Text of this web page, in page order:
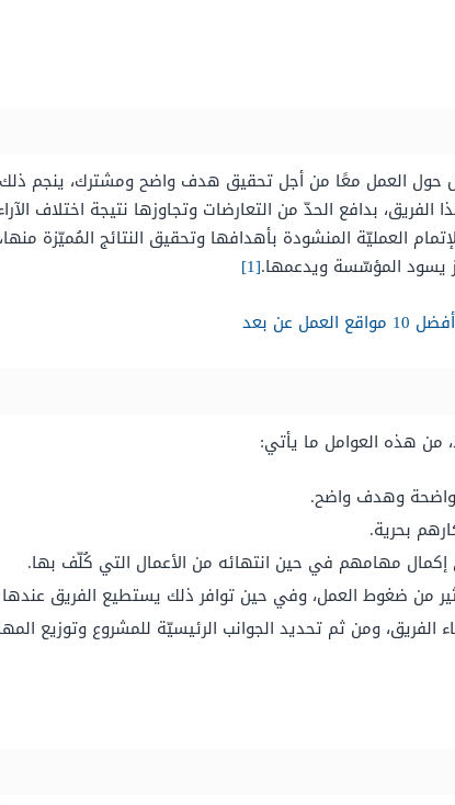
العمل معًا من أجل تحقيق هدف واضح ومشترك، ينجم ذلك
بدافع الحدّ من التعارضات وتجاوزها نتيجة اختلاف
العمليّة المنشودة بأهدافها وتحقيق النتائج المُميّزة
يسود المؤسّسة ويدعمها.[1]
بعد
من هذه العوامل ما يأتي:
واضحة وهدف واضح.
بحرية.
إكمال مهامهم في حين انتهائه من الأعمال التي كُلّف بها.
من ضغوط العمل، وفي حين توافر ذلك يستطيع الفريق
ومن ثم تحديد الجوانب الرئيسيّة للمشروع وتوزيع